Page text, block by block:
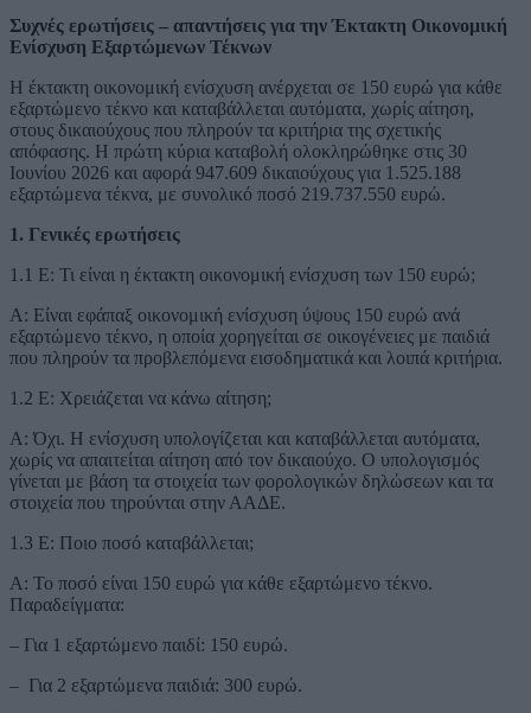
Συχνές ερωτήσεις – απαντήσεις για την Έκτακτη Οικονομική
Ενίσχυση Εξαρτώμενων Τέκνων
Η έκτακτη οικονομική ενίσχυση ανέρχεται σε 150 ευρώ για κάθε
εξαρτώμενο τέκνο και καταβάλλεται αυτόματα, χωρίς αίτηση,
στους δικαιούχους που πληρούν τα κριτήρια της σχετικής
απόφασης. Η πρώτη κύρια καταβολή ολοκληρώθηκε στις 30
Ιουνίου 2026 και αφορά 947.609 δικαιούχους για 1.525.188
εξαρτώμενα τέκνα, με συνολικό ποσό 219.737.550 ευρώ.
1. Γενικές ερωτήσεις
1.1 Ε: Τι είναι η έκτακτη οικονομική ενίσχυση των 150 ευρώ;
Α: Είναι εφάπαξ οικονομική ενίσχυση ύψους 150 ευρώ ανά
εξαρτώμενο τέκνο, η οποία χορηγείται σε οικογένειες με παιδιά
που πληρούν τα προβλεπόμενα εισοδηματικά και λοιπά κριτήρια.
1.2 Ε: Χρειάζεται να κάνω αίτηση;
Α: Όχι. Η ενίσχυση υπολογίζεται και καταβάλλεται αυτόματα,
χωρίς να απαιτείται αίτηση από τον δικαιούχο. Ο υπολογισμός
γίνεται με βάση τα στοιχεία των φορολογικών δηλώσεων και τα
στοιχεία που τηρούνται στην ΑΑΔΕ.
1.3 Ε: Ποιο ποσό καταβάλλεται;
Α: Το ποσό είναι 150 ευρώ για κάθε εξαρτώμενο τέκνο.
Παραδείγματα:
– Για 1 εξαρτώμενο παιδί: 150 ευρώ.
– Για 2 εξαρτώμενα παιδιά: 300 ευρώ.